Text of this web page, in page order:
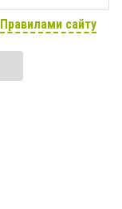
Правилами сайту